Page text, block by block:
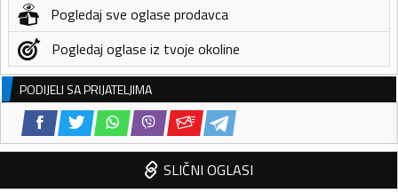
Pogledaj sve oglase prodavca
Pogledaj oglase iz tvoje okoline
PODIJELI SA PRIJATELJIMA
SLIČNI OGLASI